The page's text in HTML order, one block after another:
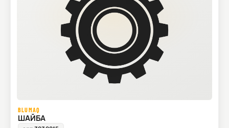
BLUMAQ
ШАЙБА